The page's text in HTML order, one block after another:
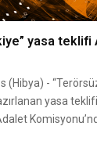
yasa teklifi
(Hibya) -
yasa